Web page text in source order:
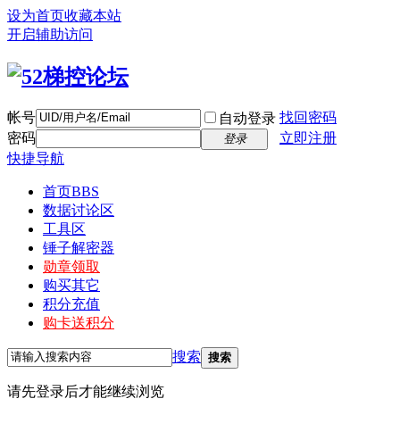
设为首页收藏本站
开启辅助访问
帐号 自动登录 找回密码
密码
登录
立即注册
快捷导航
首页BBS
数据讨论区
工具区
锤子解密器
勋章领取
购买其它
积分充值
购卡送积分
搜索 搜索
请先登录后才能继续浏览